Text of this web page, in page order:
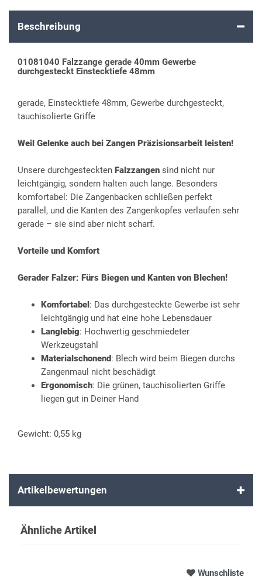
Beschreibung
01081040 Falzzange gerade 40mm Gewerbe
durchgesteckt Einstecktiefe 48mm
gerade, Einstecktiefe 48mm, Gewerbe durchgesteckt,
tauchisolierte Griffe
Weil Gelenke auch bei Zangen Präzisionsarbeit leisten!
Unsere durchgesteckten Falzzangen sind nicht nur
leichtgängig, sondern halten auch lange. Besonders
komfortabel: Die Zangenbacken schließen perfekt
parallel, und die Kanten des Zangenkopfes verlaufen sehr
gerade – sie sind aber nicht scharf.
Vorteile und Komfort
Gerader Falzer: Fürs Biegen und Kanten von Blechen!
Komfortabel: Das durchgesteckte Gewerbe ist sehr
leichtgängig und hat eine hohe Lebensdauer
Langlebig: Hochwertig geschmiedeter
Werkzeugstahl
Materialschonend: Blech wird beim Biegen durchs
Zangenmaul nicht beschädigt
Ergonomisch: Die grünen, tauchisolierten Griffe
liegen gut in Deiner Hand
Gewicht: 0,55 kg
Artikelbewertungen
Ähnliche Artikel
Wunschliste